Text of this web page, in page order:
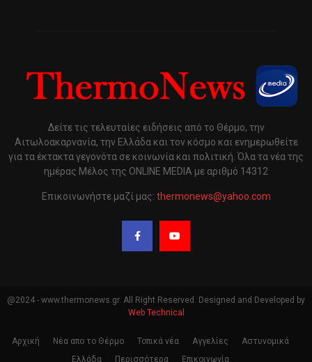
Δείτε τις τελευταίες ειδήσεις από το Θέρμο, την
Αιτωλοακαρνανία, την Ελλάδα και τον κόσμο και ενημερωθείτε
για τα έκτακτα γεγονότα σε κοινωνία και πολιτική. Όλα τα νέα της
ημέρας Μέλος της ONLINE MEDIA με αριθμό 14312
Επικοινωνήστε μαζί μας: thermonews@yahoo.com
@2024 - www.thermonews.gr. All Right Reserved. Designed and Developed by
Web Technical
Αρχική Νέα απο το Θέρμο Τοπικά νέα Αγγελίες
Αστυνομικά
Ελλάδα
Περισσότερα Επικοινωνία